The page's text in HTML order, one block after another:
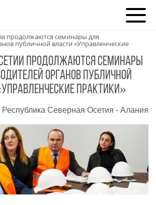
продолжаются семинары для
публичной власти «Управленческие
продолжаются семинары
органов публичной
практики»
Республика Северная Осетия - Алания